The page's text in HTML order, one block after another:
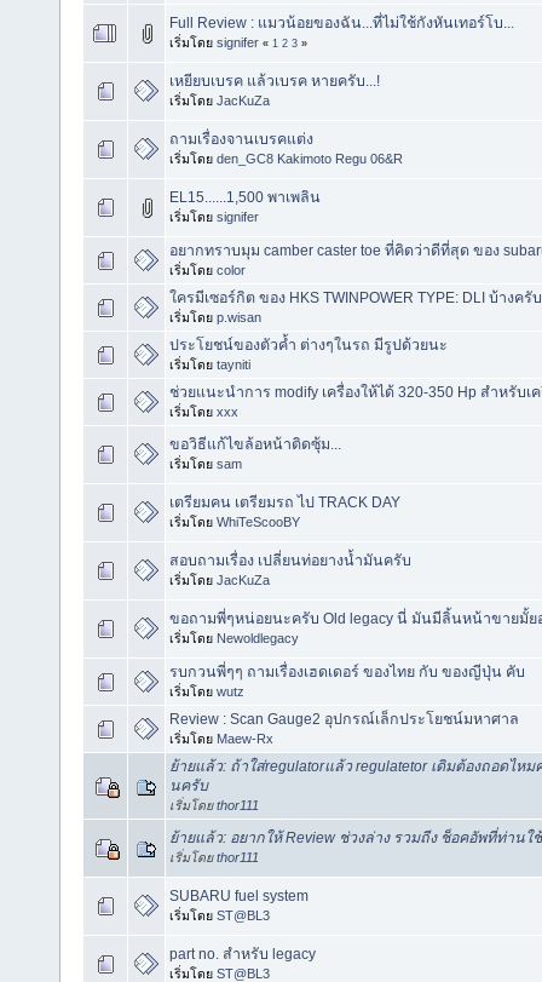
Full Review : แมวน้อยของฉัน...ที่ไม่ใช้กังหันเทอร์โบ...
เริ่มโดย signifer « 1 2 3 »
เหยียบเบรค แล้วเบรค หายครับ...!
เริ่มโดย JacKuZa
ถามเรื่องจานเบรคแต่ง
เริ่มโดย den_GC8 Kakimoto Regu 06&R
EL15......1,500 พาเพลิน
เริ่มโดย signifer
อยากทราบมุม camber caster toe ที่คิดว่าดีที่สุด ของ
เริ่มโดย color
ใครมีเซอร์กิต ของ HKS TWINPOWER TYPE: DLI บ้างครับ
เริ่มโดย p.wisan
ประโยชน์ของตัวค้ำ ต่างๆในรถ มีรูปด้วยนะ
เริ่มโดย tayniti
ช่วยแนะนำการ modify เครื่องให้ได้ 320-350 Hp สำหรับเ
เริ่มโดย xxx
ขอวิธีแก้ไขล้อหน้าติดซุ้ม...
เริ่มโดย sam
เตรียมคน เตรียมรถ ไป TRACK DAY
เริ่มโดย WhiTeScooBY
สอบถามเรื่อง เปลี่ยนท่อยางน้ำมันครับ
เริ่มโดย JacKuZa
ขอถามพี่ๆหน่อยนะครับ Old legacy นี่ มันมีลิ้นหน้าขายมั้ย
เริ่มโดย Newoldlegacy
รบกวนพี่ๆๆ ถามเรื่องเฮดเดอร์ ของไทย กับ ของญีปุ่น คับ
เริ่มโดย wutz
Review : Scan Gauge2 อุปกรณ์เล็กประโยชน์มหาศาล
เริ่มโดย Maew-Rx
ย้ายแล้ว: ถ้าใส่regulatorแล้ว regulatetor เดิมต้องถอดไห
นครับ
เริ่มโดยthor111
ย้ายแล้ว: อยากให้ Review ช่วงล่าง รวมถีง ช็อคอัพที่ท่านใ
เริ่มโดยthor111
SUBARU fuel system
เริ่มโดย ST@BL3
part no. สำหรับ legacy
เริ่มโดย ST@BL3